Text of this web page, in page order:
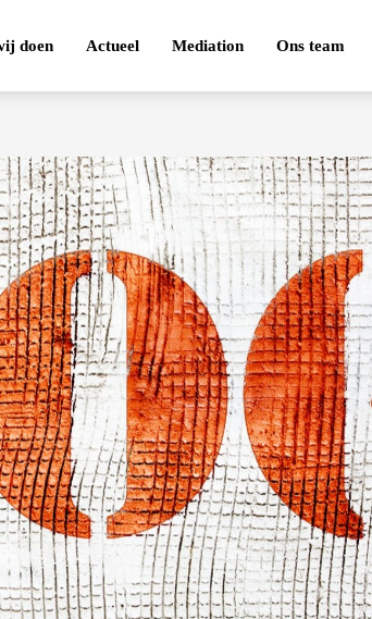
doen Actueel Mediation Ons team